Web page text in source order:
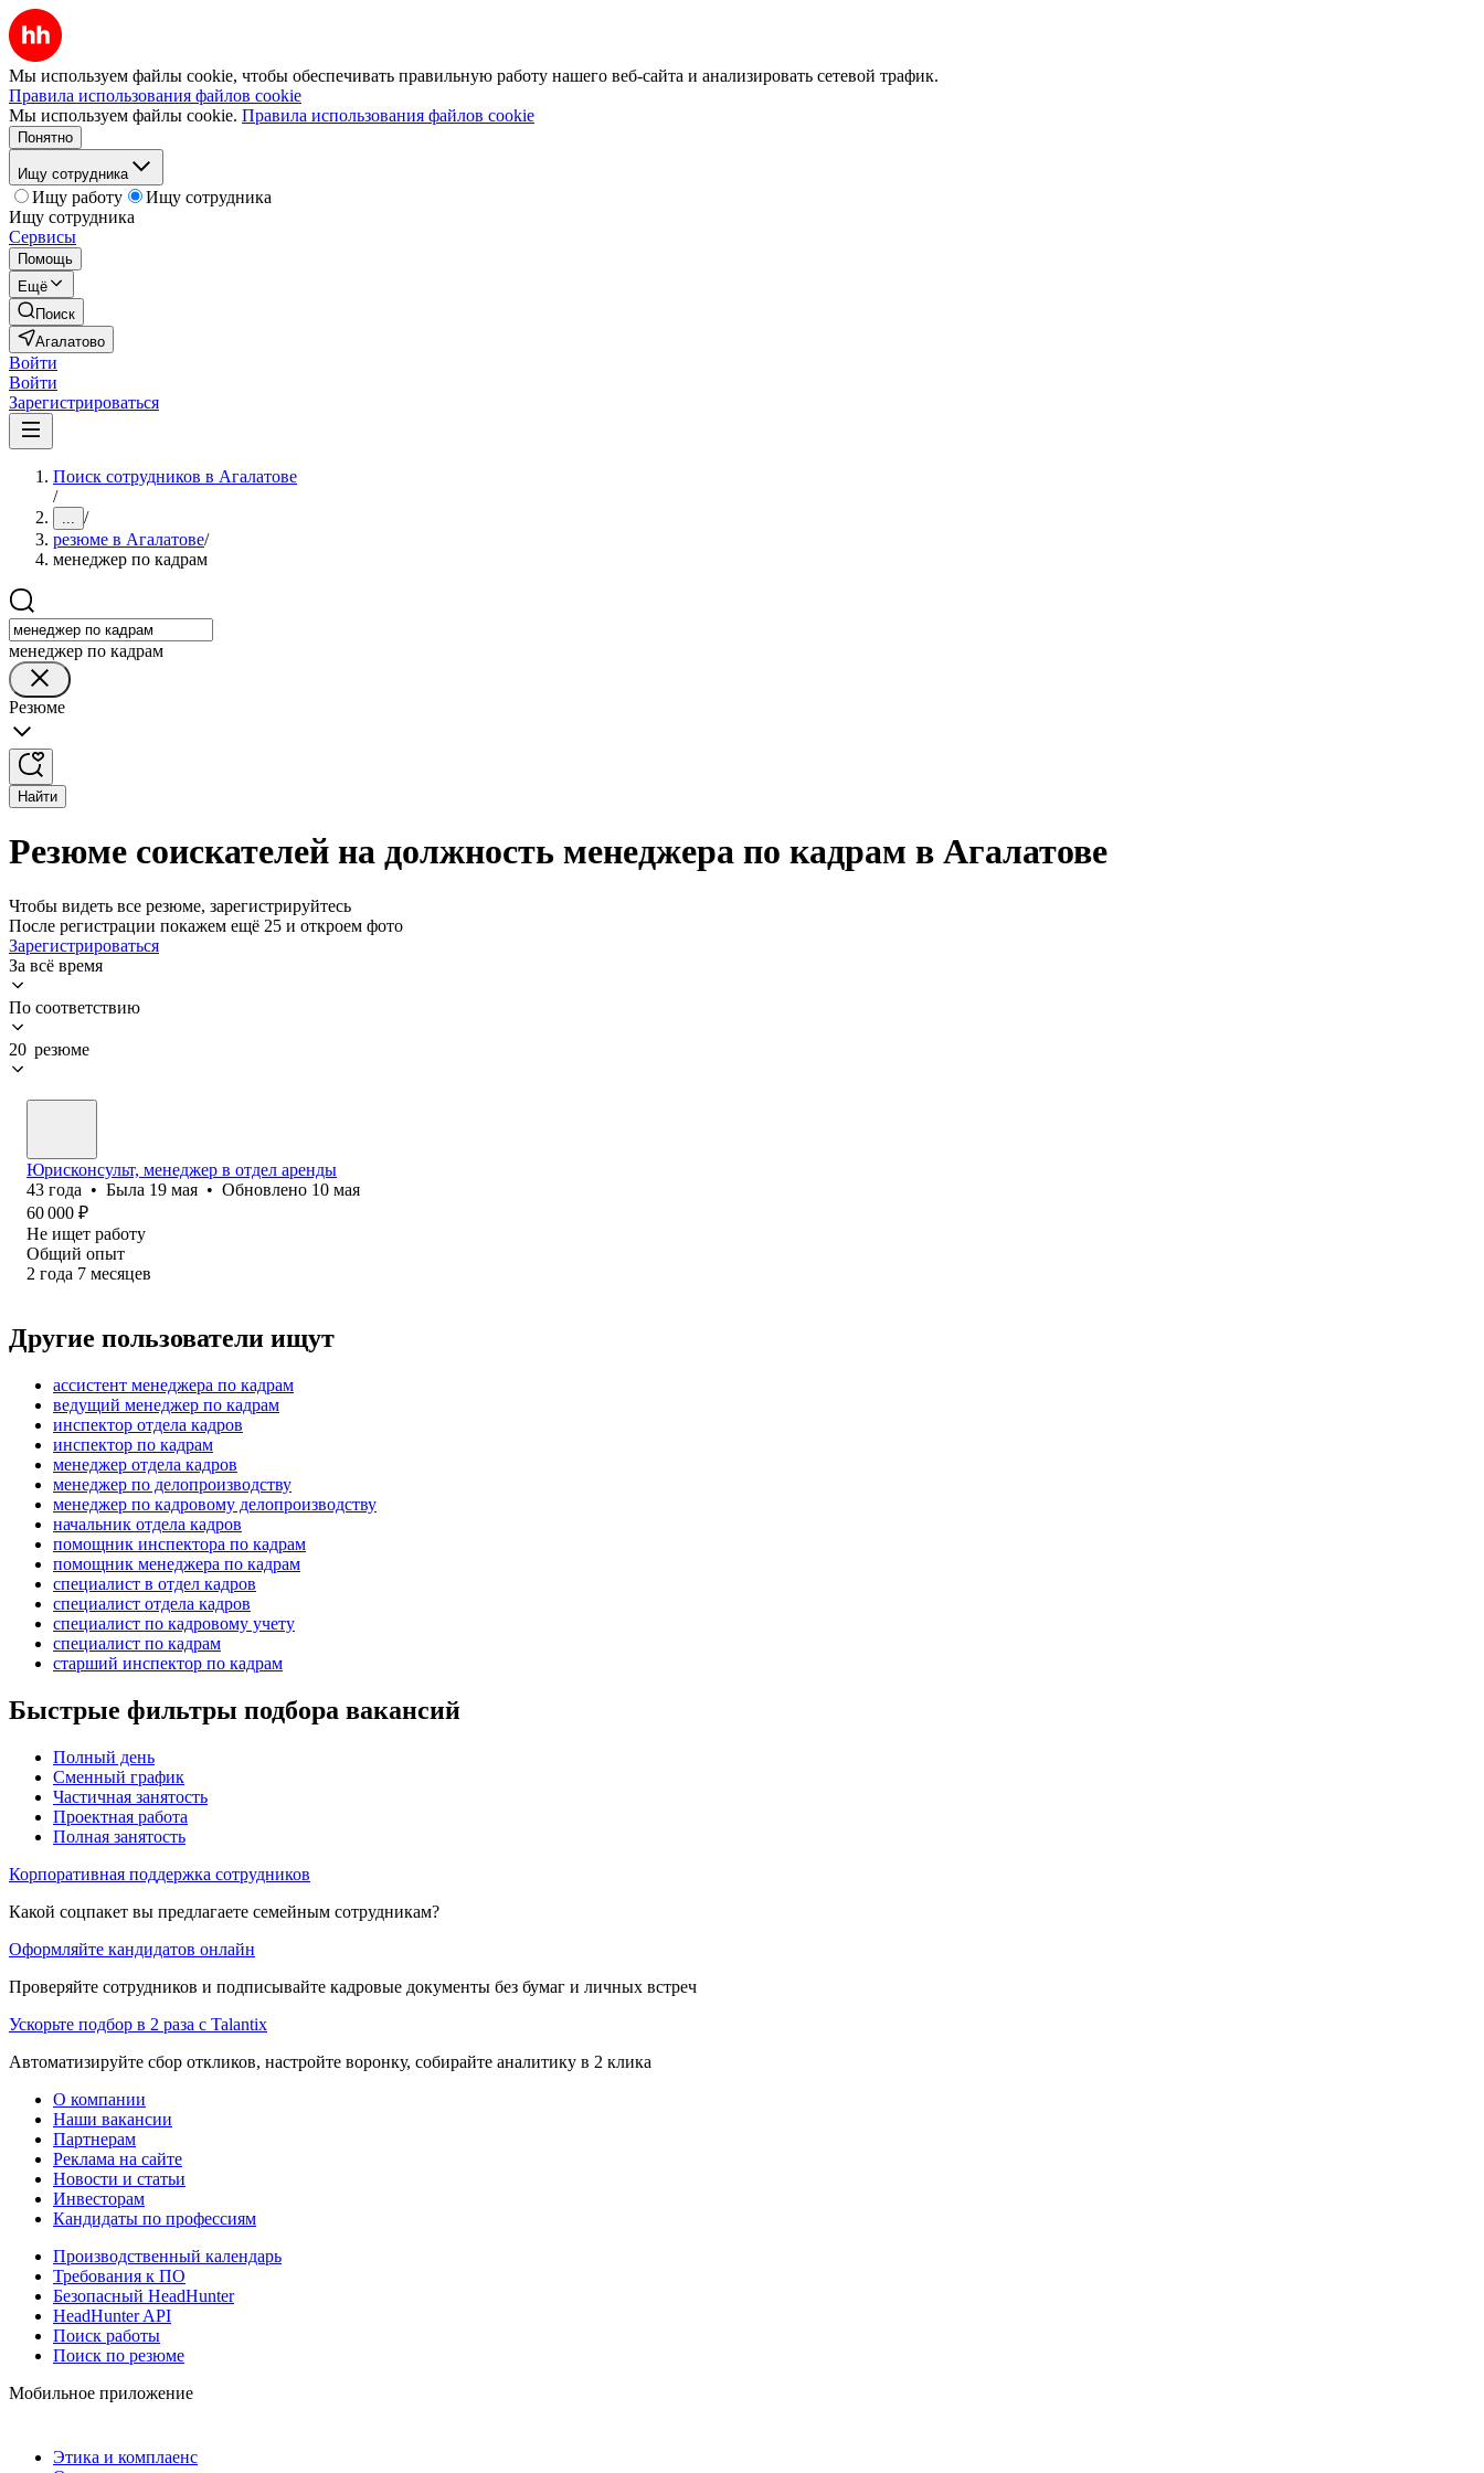
Мы используем файлы cookie, чтобы обеспечивать правильную работу нашего веб-сайта и анализировать сетевой трафик.
Правила использования файлов cookie
Мы используем файлы cookie. Правила использования файлов cookie
Понятно
Ищу сотрудника
Ищу работу
Ищу сотрудника
Ищу сотрудника
Сервисы
Помощь
Ещё
Поиск
Агалатово
Войти
Войти
Зарегистрироваться
Поиск сотрудников в Агалатове
/
... /
резюме в Агалатове/
менеджер по кадрам
менеджер по кадрам
Резюме
Найти
Резюме соискателей на должность менеджера по кадрам в Агалатове
Чтобы видеть все резюме, зарегистрируйтесь
После регистрации покажем ещё 25 и откроем фото
Зарегистрироваться
За всё время
По соответствию
20 резюме
Юрисконсульт, менеджер в отдел аренды
43 года • Была 19 мая • Обновлено 10 мая
60 000 ₽
Не ищет работу
Общий опыт
2 года 7 месяцев
Другие пользователи ищут
ассистент менеджера по кадрам
ведущий менеджер по кадрам
инспектор отдела кадров
инспектор по кадрам
менеджер отдела кадров
менеджер по делопроизводству
менеджер по кадровому делопроизводству
начальник отдела кадров
помощник инспектора по кадрам
помощник менеджера по кадрам
специалист в отдел кадров
специалист отдела кадров
специалист по кадровому учету
специалист по кадрам
старший инспектор по кадрам
Быстрые фильтры подбора вакансий
Полный день
Сменный график
Частичная занятость
Проектная работа
Полная занятость
Корпоративная поддержка сотрудников
Какой соцпакет вы предлагаете семейным сотрудникам?
Оформляйте кандидатов онлайн
Проверяйте сотрудников и подписывайте кадровые документы без бумаг и личных встреч
Ускорьте подбор в 2 раза с Talantix
Автоматизируйте сбор откликов, настройте воронку, собирайте аналитику в 2 клика
О компании
Наши вакансии
Партнерам
Реклама на сайте
Новости и статьи
Инвесторам
Кандидаты по профессиям
Производственный календарь
Требования к ПО
Безопасный HeadHunter
HeadHunter API
Поиск работы
Поиск по резюме
Мобильное приложение
Этика и комплаенс